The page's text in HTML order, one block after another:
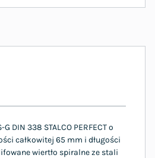
DIN 338 STALCO PERFECT o
całkowitej 65 mm i długości
wiertło spiralne ze stali